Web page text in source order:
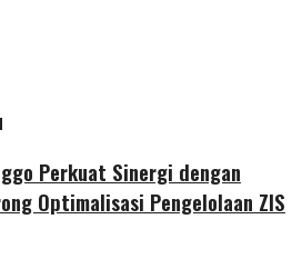
Perkuat Sinergi dengan
Optimalisasi Pengelolaan ZIS